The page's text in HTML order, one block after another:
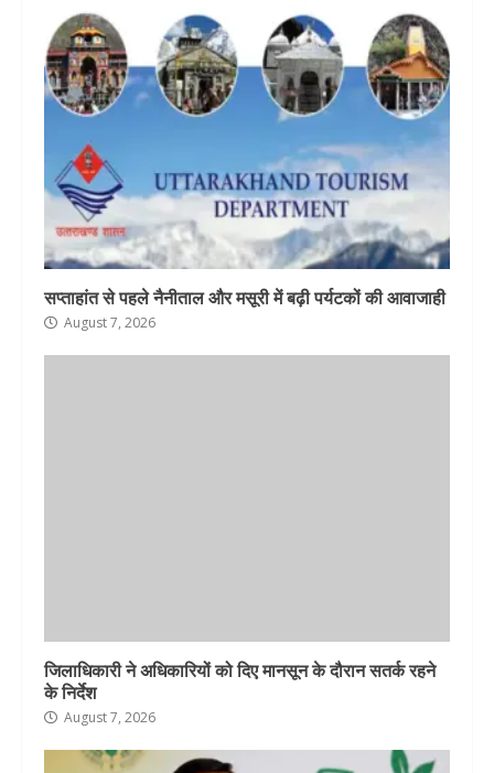
सप्ताहांत से पहले नैनीताल और मसूरी में बढ़ी पर्यटकों की आवाजाही
August 7, 2026
जिलाधिकारी ने अधिकारियों को दिए मानसून के दौरान सतर्क रहने
के निर्देश
August 7, 2026